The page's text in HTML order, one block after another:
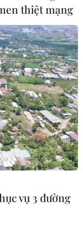
KHÚC THANH
sử dụng
thiệt mạng
vụ 3 đường